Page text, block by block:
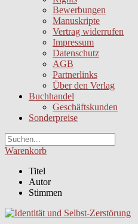
Bewerbungen
Manuskripte
Vertrag widerrufen
Impressum
Datenschutz
AGB
Partnerlinks
Über den Verlag
Buchhandel
Geschäftskunden
Sonderpreise
Warenkorb
Titel
Autor
Stimmen